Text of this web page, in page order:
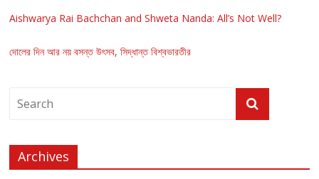
Aishwarya Rai Bachchan and Shweta Nanda: All’s Not Well?
দোলের দিন আর নয় বসন্ত উৎসব, সিদ্ধান্ত বিশ্বভারতীর
Archives